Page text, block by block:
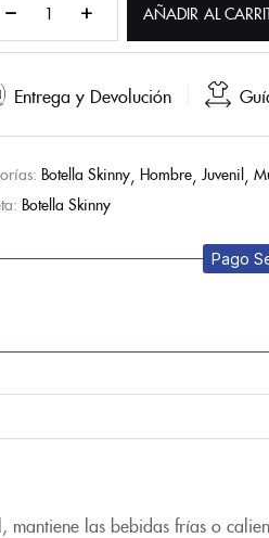
AÑADIR AL
Entrega y Devolución
Botella Skinny Hombre Juvenil
Botella Skinny
Pago
las bebidas frías o